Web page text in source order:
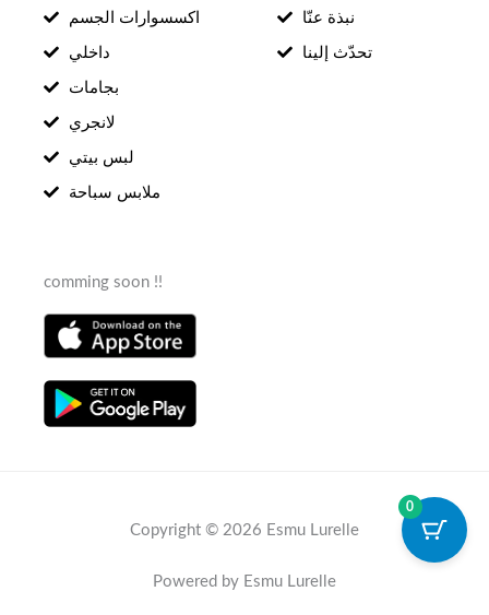
اكسسوارات الجسم
داخلي
بجامات
لانجري
لبس بيتي
ملابس سباحة
نبذة عنّا
تحدّث إلينا
comming soon !!
Copyright © 2026 Esmu Lurelle
Powered by Esmu Lurelle
0